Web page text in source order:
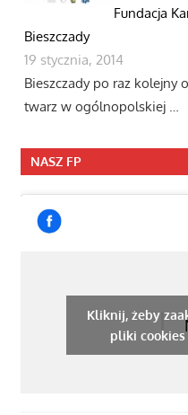
Fundacja
Bieszczady
19 stycznia, 2014
Bieszczady po raz kolejny
twarz w ogólnopolskiej …
NASZ FP
Kliknij, żeby
pliki cookies